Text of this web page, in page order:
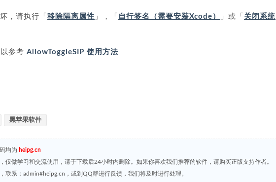
，请执行「 移除隔离属性 」，「 自行签名（需要安装Xcode） 」或「 关闭系统
参考 AllowToggleSIP 使用方法
黑苹果软件
均为 heipg.cn
仅做学习和交流使用，请于下载后24小时内删除。如果你喜欢我们推荐的软件，请购买正版支持作者。
，联系：admin#heipg.cn，或到QQ群进行反馈，我们将及时进行处理。